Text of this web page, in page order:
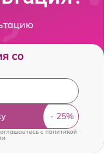
со
c политикой